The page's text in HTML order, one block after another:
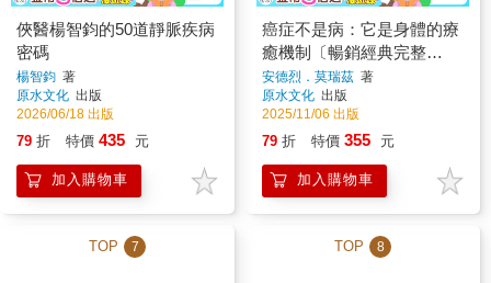
俠醫楊智鈞的50道靜脈疾病
密碼
楊智鈞 著
原水文化 出版
2026/06/18 出版
79 折 特價 435 元
加入購物車
癌症不是病：它是身體的療
癒機制〔暢銷經典完整
版〕，授權17國，銷售逾
150萬冊
安德烈．莫瑞茲 著
原水文化 出版
2025/11/06 出版
79 折 特價 355 元
加入購物車
TOP 7 TOP 8